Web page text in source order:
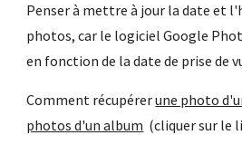
Penser à mettre à jour la date et
photos, car le logiciel Google
en fonction de la date de prise de
Comment récupérerune photo
photos d'un album (cliquer sur le